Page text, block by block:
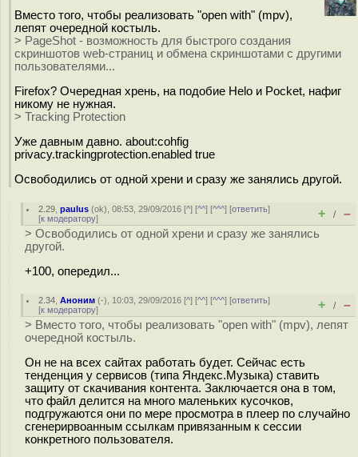
Вместо того, чтобы реализовать "open with" (mpv),
лепят очередной костыль.
> PageShot - возможность для быстрого создания
скриншотов web-страниц и обмена скриншотами с другими
пользователями...
Firefox? Очередная хрень, на подобие Helo и Pocket, нафиг
никому не нужная.
> Tracking Protection
Уже давным давно. about:cohfig
privacy.trackingprotection.enabled true
Освободились от одной хрени и сразу же занялись другой.
2.29 ,paulus (ok), 08:53, 29/09/2016 [^] [^^] [^^^] [ответить]
[к модератору] + / –
> Освободились от одной хрени и сразу же занялись
другой.
+100, опередил...
2.34 ,Аноним (-), 10:03, 29/09/2016 [^] [^^] [^^^] [ответить]
[к модератору] + / –
> Вместо того, чтобы реализовать "open with" (mpv), лепят
очередной костыль.
Он не на всех сайтах работать будет. Сейчас есть
тенденция у сервисов (типа Яндекс.Музыка) ставить
защиту от скачивания контента. Заключается она в том,
что файл делится на много маленьких кусочков,
подгружаются они по мере просмотра в плеер по случайно
сгенерирвоанным ссылкам привязанным к сессии
конкретного пользователя.